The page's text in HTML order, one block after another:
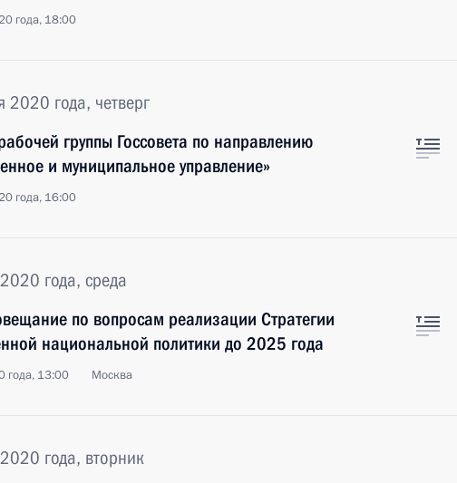
года, 18:00
2020 года, четверг
группы Госсовета по направлению
и муниципальное управление»
года, 16:00
года, среда
по вопросам реализации Стратегии
национальной политики до 2025 года
года, 13:00 Москва
года, вторник